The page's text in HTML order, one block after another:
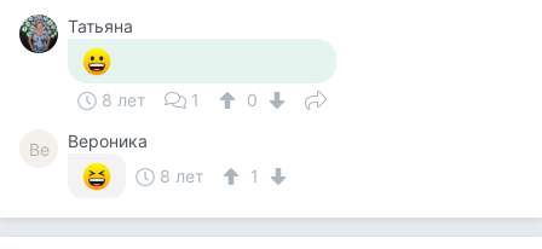
Татьяна
8 лет 1 0
Ве
Вероника
8 лет
1